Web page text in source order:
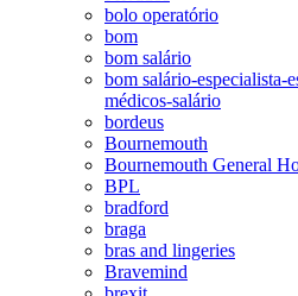
bolo operatório
bom
bom salário
bom salário-especialista-
médicos-salário
bordeus
Bournemouth
Bournemouth General
BPL
bradford
braga
bras and lingeries
Bravemind